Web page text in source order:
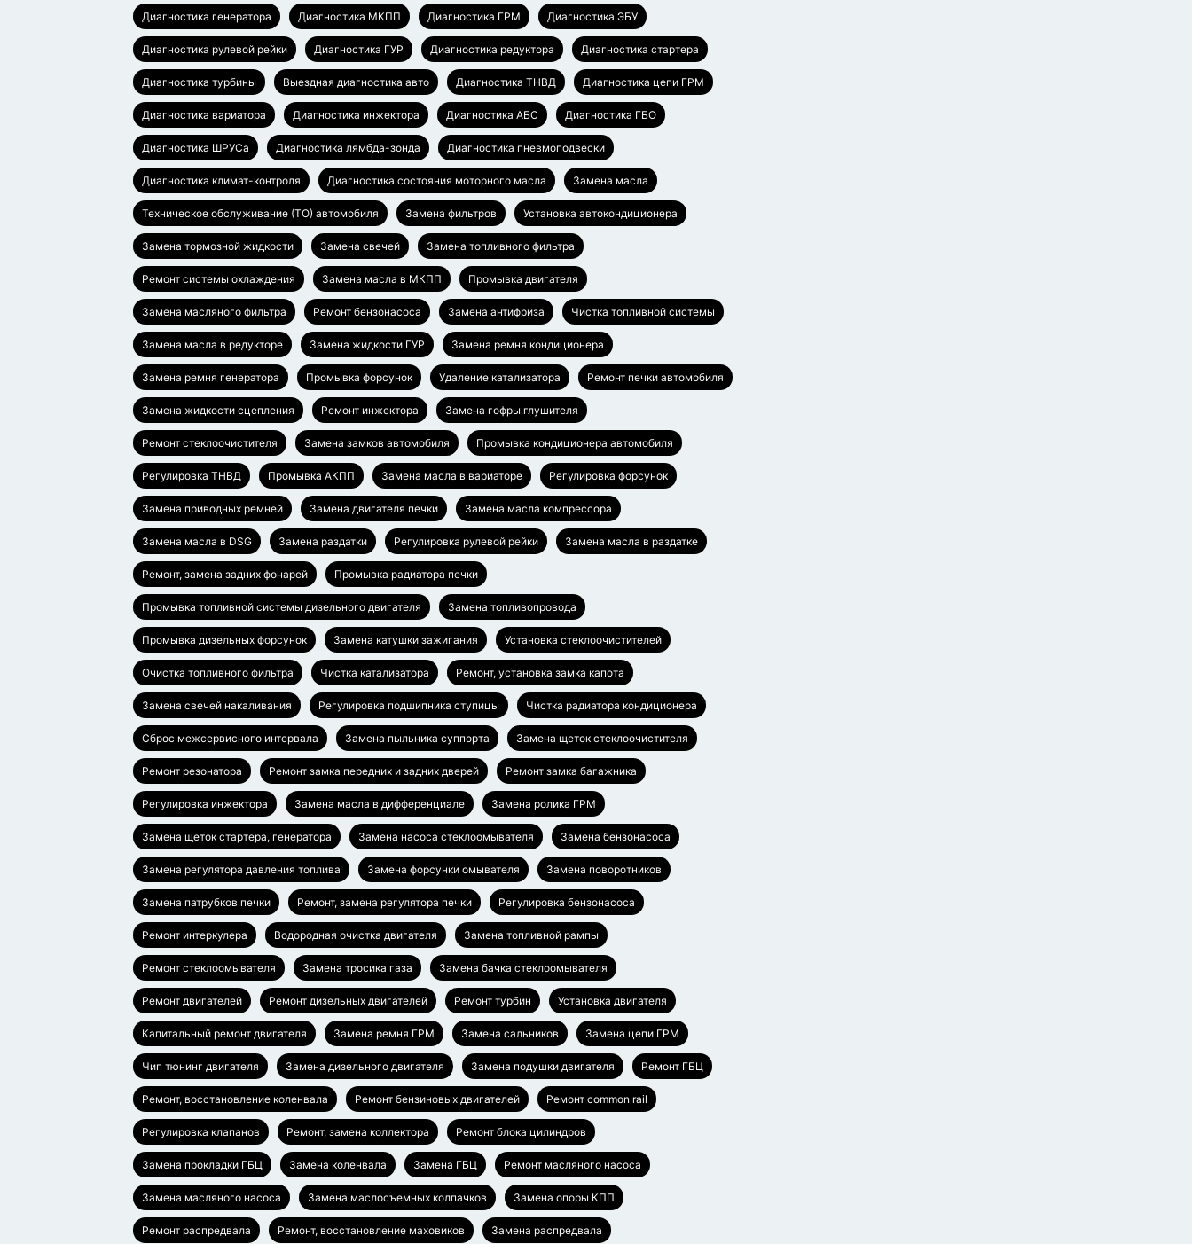
Диагностика генератора Диагностика МКПП Диагностика ГРМ Диагностика ЭБУ
Диагностика рулевой рейки Диагностика ГУР Диагностика редуктора Диагностика стартера
Диагностика турбины Выездная диагностика авто Диагностика ТНВД Диагностика цепи ГРМ
Диагностика вариатора Диагностика инжектора Диагностика АБС Диагностика ГБО
Диагностика ШРУСа Диагностика лямбда-зонда Диагностика пневмоподвески
Диагностика климат-контроля Диагностика состояния моторного масла Замена масла
Техническое обслуживание (ТО) автомобиля Замена фильтров Установка автокондиционера
Замена тормозной жидкости Замена свечей Замена топливного фильтра
Ремонт системы охлаждения Замена масла в МКПП Промывка двигателя
Замена масляного фильтра Ремонт бензонасоса Замена антифриза Чистка топливной системы
Замена масла в редукторе Замена жидкости ГУР Замена ремня кондиционера
Замена ремня генератора Промывка форсунок Удаление катализатора Ремонт печки автомобиля
Замена жидкости сцепления Ремонт инжектора Замена гофры глушителя
Ремонт стеклоочистителя Замена замков автомобиля Промывка кондиционера автомобиля
Регулировка ТНВД Промывка АКПП Замена масла в вариаторе Регулировка форсунок
Замена приводных ремней Замена двигателя печки Замена масла компрессора
Замена масла в DSG Замена раздатки Регулировка рулевой рейки Замена масла в раздатке
Ремонт, замена задних фонарей Промывка радиатора печки
Промывка топливной системы дизельного двигателя Замена топливопровода
Промывка дизельных форсунок Замена катушки зажигания Установка стеклоочистителей
Очистка топливного фильтра Чистка катализатора Ремонт, установка замка капота
Замена свечей накаливания Регулировка подшипника ступицы Чистка радиатора кондиционера
Сброс межсервисного интервала Замена пыльника суппорта Замена щеток стеклоочистителя
Ремонт резонатора Ремонт замка передних и задних дверей Ремонт замка багажника
Регулировка инжектора Замена масла в дифференциале Замена ролика ГРМ
Замена щеток стартера, генератора Замена насоса стеклоомывателя Замена бензонасоса
Замена регулятора давления топлива Замена форсунки омывателя Замена поворотников
Замена патрубков печки Ремонт, замена регулятора печки Регулировка бензонасоса
Ремонт интеркулера Водородная очистка двигателя Замена топливной рампы
Ремонт стеклоомывателя Замена тросика газа Замена бачка стеклоомывателя
Ремонт двигателей Ремонт дизельных двигателей Ремонт турбин Установка двигателя
Капитальный ремонт двигателя Замена ремня ГРМ Замена сальников Замена цепи ГРМ
Чип тюнинг двигателя Замена дизельного двигателя Замена подушки двигателя Ремонт ГБЦ
Ремонт, восстановление коленвала Ремонт бензиновых двигателей Ремонт common rail
Регулировка клапанов Ремонт, замена коллектора Ремонт блока цилиндров
Замена прокладки ГБЦ Замена коленвала Замена ГБЦ Ремонт масляного насоса
Замена масляного насоса Замена маслосъемных колпачков Замена опоры КПП
Ремонт распредвала Ремонт, восстановление маховиков Замена распредвала